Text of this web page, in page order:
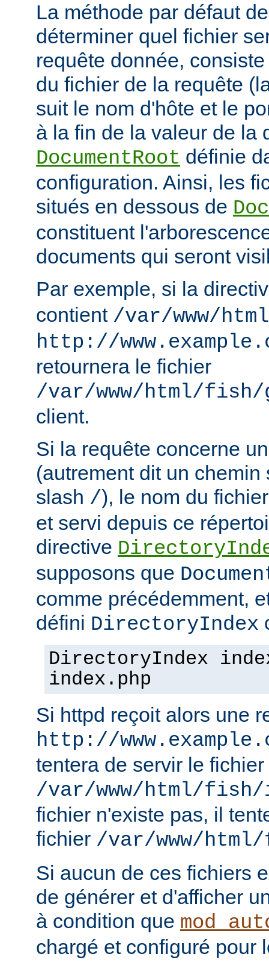
La méthode par défaut
déterminer quel fichier
requête donnée,
du fichier de la requête
suit le nom d'hôte et le
à la fin de la valeur de la
DocumentRoot définie
configuration. Ainsi, les
situés en dessous de
constituent
documents qui seront
Par exemple, si la
contient /var/www/html
http://
retournera le fichier
/var/www/html/fish/
client.
Si la requête concerne
(autrement dit un
slash /), le nom du
et servi depuis ce
directive
supposons que
comme précédemment,
défini DirectoryIndex
DirectoryIndex
index.php
Si httpd reçoit alors une
http://
tentera de servir le fichier
/var/www/html/
fichier n'existe pas, il
fichier /var/www/
Si aucun de ces fichiers
de générer et d'afficher
à condition que
chargé et configuré pour